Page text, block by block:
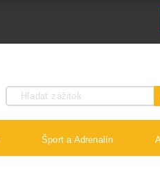
Šport a Adrenalín